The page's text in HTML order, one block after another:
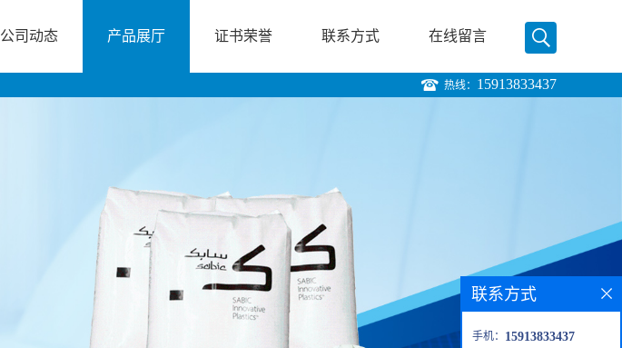
公司动态 产品展厅 证书荣誉 联系方式 在线留言
热线： 15913833437
联系方式
手机： 15913833437